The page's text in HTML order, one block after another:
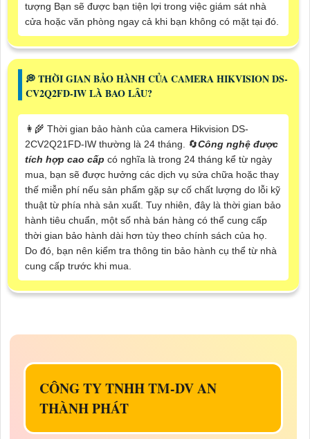
tượng Bạn sẽ được bạn tiện lợi trong việc giám sát nhà
cửa hoặc văn phòng ngay cả khi bạn không có mặt tại đó.
️💭 THỜI GIAN BẢO HÀNH CỦA CAMERA HIKVISION DS-
CV2Q2FD-IW LÀ BAO LÂU?
👩‍🌾 Thời gian bảo hành của camera Hikvision DS-
2CV2Q21FD-IW thường là 24 tháng. 🔄Công nghệ được
tích hợp cao cấp có nghĩa là trong 24 tháng kể từ ngày
mua, bạn sẽ được hưởng các dịch vụ sửa chữa hoặc thay
thế miễn phí nếu sản phẩm gặp sự cố chất lượng do lỗi kỹ
thuật từ phía nhà sản xuất. Tuy nhiên, đây là thời gian bảo
hành tiêu chuẩn, một số nhà bán hàng có thể cung cấp
thời gian bảo hành dài hơn tùy theo chính sách của họ.
Do đó, bạn nên kiểm tra thông tin bảo hành cụ thể từ nhà
cung cấp trước khi mua.
CÔNG TY TNHH TM-DV AN
THÀNH PHÁT